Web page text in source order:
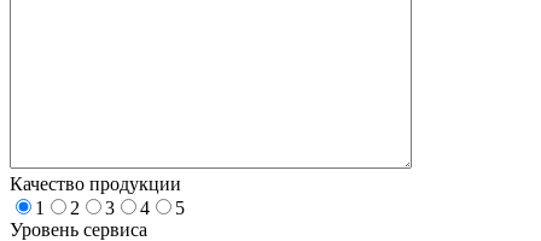
Качество продукции
1
2 3 4
5
Уровень сервиса